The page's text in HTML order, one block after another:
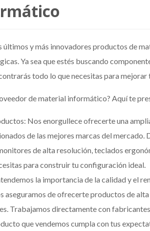
últimos y más innovadores productos de
Ya sea que estés buscando
todo lo que necesitas para
de material informático? Aquí te
Nos enorgullece ofrecerte una
de las mejores marcas del mercado.
de alta resolución, teclados
para construir tu configuración ideal.
la importancia de la calidad y el
aseguramos de ofrecerte productos de
Trabajamos directamente con
que vendemos cumpla con tus